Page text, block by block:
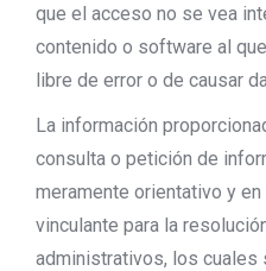
que el acceso no se vea
contenido o software al
libre de error o de causar
La información
consulta o petición de
meramente orientativo y
vinculante para la
administrativos, los cuales